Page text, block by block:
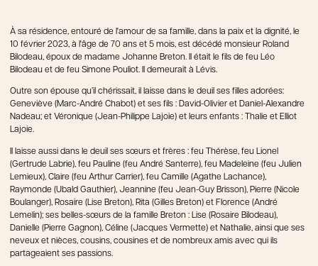
À sa résidence, entouré de l'amour de sa famille, dans la paix et la dignité, le
10 février 2023, à l'âge de 70 ans et 5 mois, est décédé monsieur Roland
Bilodeau, époux de madame Johanne Breton. Il était le fils de feu Léo
Bilodeau et de feu Simone Pouliot. Il demeurait à Lévis.
Outre son épouse qu’il chérissait, il laisse dans le deuil ses filles adorées:
Geneviève (Marc-André Chabot) et ses fils : David-Olivier et Daniel-Alexandre
Nadeau; et Véronique (Jean-Philippe Lajoie) et leurs enfants : Thalie et Elliot
Lajoie.
Il laisse aussi dans le deuil ses sœurs et frères : feu Thérèse, feu Lionel
(Gertrude Labrie), feu Pauline (feu André Santerre), feu Madeleine (feu Julien
Lemieux), Claire (feu Arthur Carrier), feu Camille (Agathe Lachance),
Raymonde (Ubald Gauthier), Jeannine (feu Jean-Guy Brisson), Pierre (Nicole
Boulanger), Rosaire (Lise Breton), Rita (Gilles Breton) et Florence (André
Lemelin); ses belles-sœurs de la famille Breton : Lise (Rosaire Bilodeau),
Danielle (Pierre Gagnon), Céline (Jacques Vermette) et Nathalie, ainsi que ses
neveux et nièces, cousins, cousines et de nombreux amis avec qui ils
partageaient ses passions.